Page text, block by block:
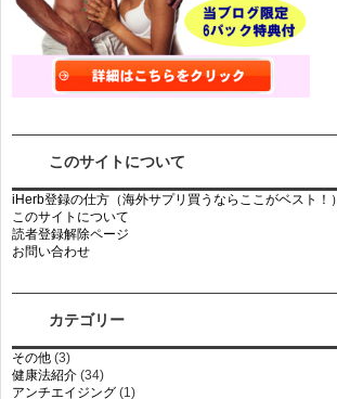
このサイトについて
iHerb登録の仕方（海外サプリ買うならここがベスト！）
このサイトについて
読者登録解除ページ
お問い合わせ
カテゴリー
その他 (3)
健康法紹介 (34)
アンチエイジング (1)